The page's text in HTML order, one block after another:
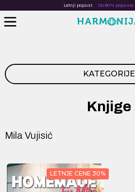
Letnji popust Do 80% popusta
KATEGORIJE
Knjige
Mila Vujisić
LETNJE CENE 30%